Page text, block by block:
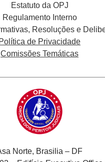
Estatuto da OPJ
Regulamento Interno
Resoluções e
Política de Privacidade
Comissões Temáticas
Norte, Brasilia – DF